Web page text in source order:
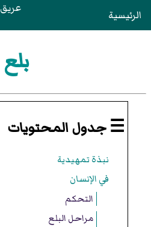
الرئيسية عريق
بلع
☰ جدول المحتويات
نبذة تمهيدية
في الإنسان
التحكم
مراحل البلع